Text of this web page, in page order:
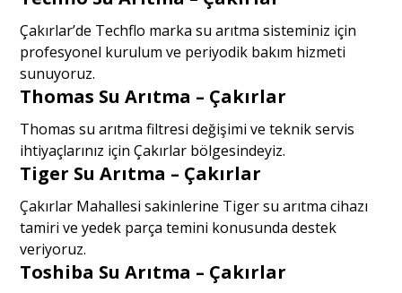
Çakırlar’de Techflo marka su arıtma sisteminiz için
profesyonel kurulum ve periyodik bakım hizmeti
sunuyoruz.
Thomas Su Arıtma – Çakırlar
Thomas su arıtma filtresi değişimi ve teknik servis
ihtiyaçlarınız için Çakırlar bölgesindeyiz.
Tiger Su Arıtma – Çakırlar
Çakırlar Mahallesi sakinlerine Tiger su arıtma cihazı
tamiri ve yedek parça temini konusunda destek
veriyoruz.
Toshiba Su Arıtma – Çakırlar